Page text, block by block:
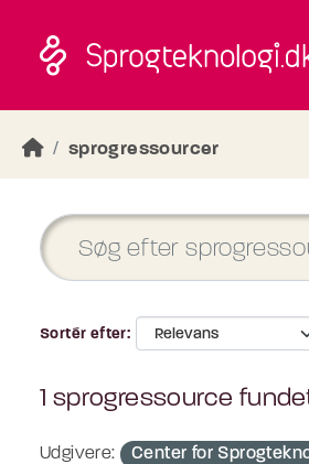
sprogressourcer
Sortér efter
1 sprogressource
Udgivere: Center for